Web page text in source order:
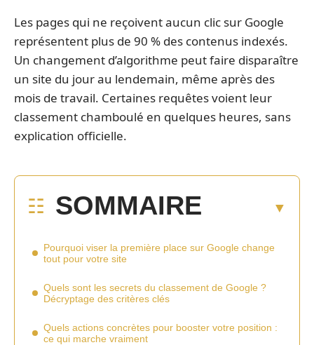
Les pages qui ne reçoivent aucun clic sur Google
représentent plus de 90 % des contenus indexés.
Un changement d’algorithme peut faire disparaître
un site du jour au lendemain, même après des
mois de travail. Certaines requêtes voient leur
classement chamboulé en quelques heures, sans
explication officielle.
SOMMAIRE
Pourquoi viser la première place sur Google change
tout pour votre site
Quels sont les secrets du classement de Google ?
Décryptage des critères clés
Quels actions concrètes pour booster votre position :
ce qui marche vraiment